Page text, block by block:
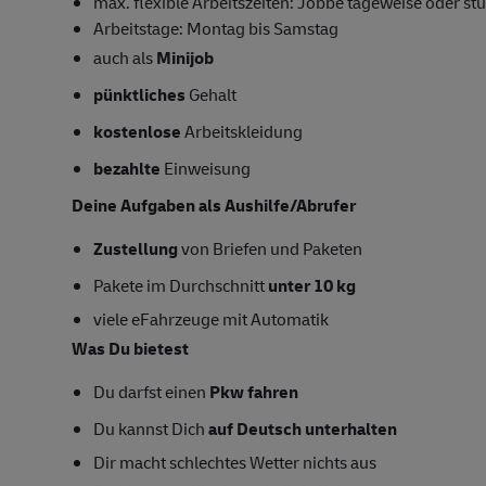
Arbeitstage: Montag bis Samstag
auch alsMinijob
pünktliches Gehalt
kostenloseArbeitskleidung
bezahlte Einweisung
Deine Aufgaben als Aushilfe/Abrufer
Zustellungvon Briefen und Paketen
Pakete im Durchschnittunter 10 kg
viele eFahrzeuge mit Automatik
Was Du bietest
Du darfst einen Pkw fahren
Du kannst Dichauf Deutsch unterhalten
Dir macht schlechtes Wetter nichts aus